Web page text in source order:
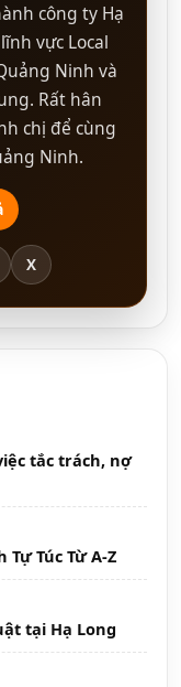
công ty Hạ
vực Local
Ninh và
Rất hân
chị để cùng
Ninh.
X
tắc trách, nợ
Túc Từ A-Z
tại Hạ Long